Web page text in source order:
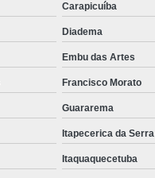
Carapicuíba
Diadema
Embu das Artes
Francisco Morato
Guararema
Itapecerica da Serra
Itaquaquecetuba